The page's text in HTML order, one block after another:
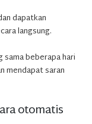
dapatkan
langsung.
sama beberapa hari
mendapat saran
otomatis